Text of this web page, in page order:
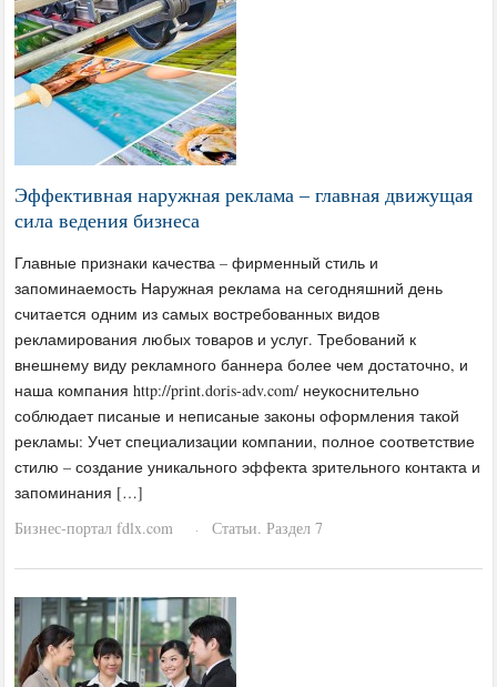
Эффективная наружная реклама – главная движущая
сила ведения бизнеса
Главные признаки качества – фирменный стиль и
запоминаемость Наружная реклама на сегодняшний день
считается одним из самых востребованных видов
рекламирования любых товаров и услуг. Требований к
внешнему виду рекламного баннера более чем достаточно, и
наша компания http://print.doris-adv.com/ неукоснительно
соблюдает писаные и неписаные законы оформления такой
рекламы: Учет специализации компании, полное соответствие
стилю – создание уникального эффекта зрительного контакта и
запоминания […]
Бизнес-портал fdlx.com
· Статьи. Раздел 7